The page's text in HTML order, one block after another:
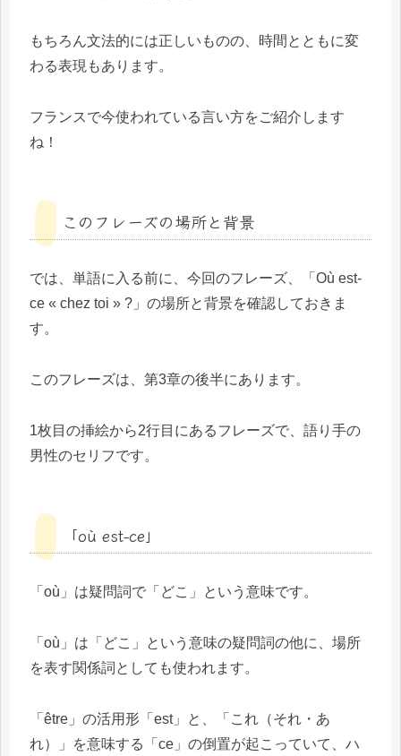
もちろん文法的には正しいものの、時間とともに変
わる表現もあります。
フランスで今使われている言い方をご紹介します
ね！
このフレーズの場所と背景
では、単語に入る前に、今回のフレーズ、「Où est-
ce « chez toi » ?」の場所と背景を確認しておきま
す。
このフレーズは、第3章の後半にあります。
1枚目の挿絵から2行目にあるフレーズで、語り手の
男性のセリフです。
「où est-ce」
「où」は疑問詞で「どこ」という意味です。
「où」は「どこ」という意味の疑問詞の他に、場所
を表す関係詞としても使われます。
「être」の活用形「est」と、「これ（それ・あ
れ）」を意味する「ce」の倒置が起こっていて、ハ